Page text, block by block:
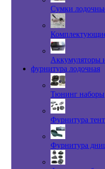
Сумки
Аккумуляторы
фурнитура лодочная
Тюнинг наборы
Фурнитура
Фурнитура